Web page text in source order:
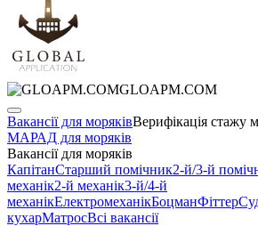
GLOAPM.COM
Вакансії для моряківВерифікація стажу
МАРАД для моряків
Вакансії для моряків
КапітанСтарший помічник2-й/3-й
механік2-й механік3-й/4-й
механікЕлектромеханікБоцманФіттер
кухарМатросВсі вакансії